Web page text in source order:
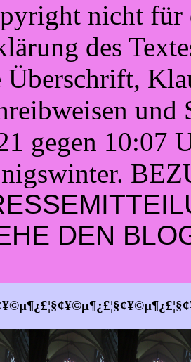
nicht für
des
Überschrift,
und
gegen 10:07
DEN